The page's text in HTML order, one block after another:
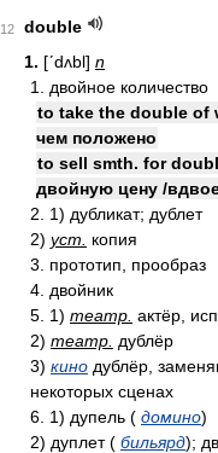
12
double
1. [ʹdʌbl] n
1. двойное количество
to take the double of
чем положено
to sell smth. for
двойную цену /
2. 1) дубликат; дублет
2) уст.
копия
3. прототип, прообраз
4. двойник
5. 1) театр. актёр,
2) театр. дублёр
3) кино дублёр,
некоторых сценах
6. 1) дупель ( домино)
2) дуплет ( бильярд);